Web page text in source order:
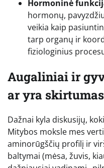
Hormoninė
hormonų,
veikia kaip
tarp organų ir
fiziologinius
Augaliniai ir
ar yra
Dažnai kyla diskusijų,
Mitybos moksle mes
aminorūgščių profilį ir
baltymai (mėsa, žuvis,